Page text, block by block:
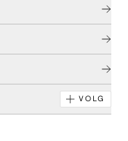
VOLG